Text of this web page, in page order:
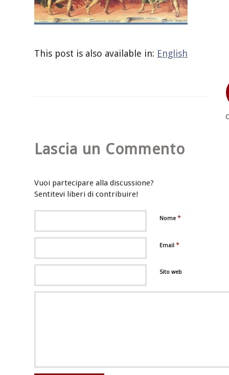
This post is also available in: English
Lascia un Commento
Vuoi partecipare alla discussione?
Sentitevi liberi di contribuire!
Nome *
Email *
Sito web